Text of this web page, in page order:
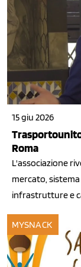
15 giu 2026
Roma
L'associazione
mercato,
infrastrutture e
MYSNACK